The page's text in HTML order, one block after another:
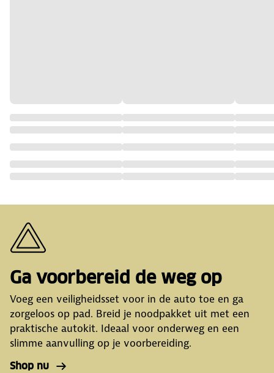
Ga voorbereid de weg op
Voeg een veiligheidsset voor in de auto toe en ga
zorgeloos op pad. Breid je noodpakket uit met een
praktische autokit. Ideaal voor onderweg en een
slimme aanvulling op je voorbereiding.
Shop nu